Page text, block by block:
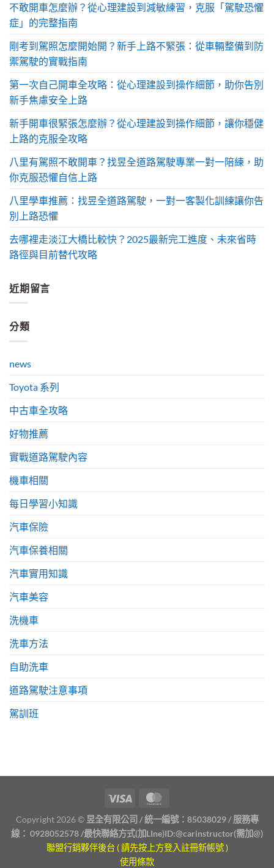
不敢開車怎麼辦？從心理建設到減敏練習，克服「駕駛恐懼
症」的完整指南
剛考到駕照怎麼開始開？新手上路不緊張：從車輛整備到防
禦駕駛的實戰指南
第一次自己開車全攻略：從心理建設到操作細節，助你告別
新手焦慮安全上路
新手開車很緊張怎麼辦？從心理建設到操作細節，讓你穩健
上路的克服全攻略
八里有駕照不敢開車？找昱全道路駕駛專業一對一陪練，助
你克服恐懼自信上路
八里學車推薦：找昱全道路駕駛，一對一客製化訓練讓你告
別上路恐懼
去哪裡走淡江大橋比較快？2025最新完工進度、未來省時
路徑與目前替代攻略
近期留言
分類
news
Toyota 系列
中古車全攻略
好物推薦
實戰道路駕駛內容
機車相關
每日學習小知識
汽車保險
汽車保養相關
汽車實用知識
汽車美容
洗機車
洗車方法
自助洗車
道路駕駛注意事項
駕訓班
Copyright 2026 © 昱全有限公司 / 統一編號：85038029 / 服務專
線： 0928052578/最快聯絡方式(加LIne)ID:@carinstructor(需加@)
聯盟行銷夥伴後台 ( 請先按上方登入註冊新帳號 )
使用條款